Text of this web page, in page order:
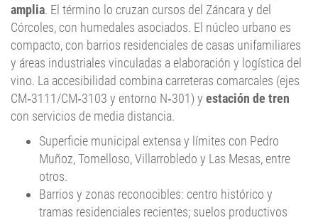
amplia. El término lo cruzan cursos del Záncara y del
Córcoles, con humedales asociados. El núcleo urbano es
compacto, con barrios residenciales de casas unifamiliares
y áreas industriales vinculadas a elaboración y logística del
vino. La accesibilidad combina carreteras comarcales (ejes
CM‑3111/CM‑3103 y entorno N‑301) y estación de tren
con servicios de media distancia.
Superficie municipal extensa y límites con Pedro
Muñoz, Tomelloso, Villarrobledo y Las Mesas, entre
otros.
Barrios y zonas reconocibles: centro histórico y
tramas residenciales recientes; suelos productivos